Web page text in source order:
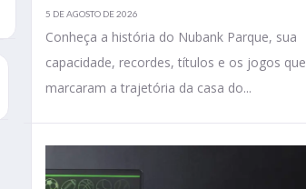
5 DE AGOSTO DE 2026
Conheça a história do Nubank Parque, sua
capacidade, recordes, títulos e os jogos que
marcaram a trajetória da casa do...